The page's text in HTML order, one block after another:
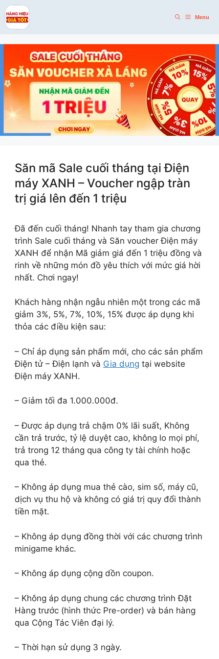
Skip
to
content
Menu
Săn mã Sale cuối tháng tại Điện
máy XANH – Voucher ngập tràn
trị giá lên đến 1 triệu
Đã đến cuối tháng! Nhanh tay tham gia chương
trình Sale cuối tháng và Săn voucher Điện máy
XANH để nhận Mã giảm giá đến 1 triệu đồng và
rinh về những món đồ yêu thích với mức giá hời
nhất. Chơi ngay!
Khách hàng nhận ngẫu nhiên một trong các mã
giảm 3%, 5%, 7%, 10%, 15% được áp dụng khi
thỏa các điều kiện sau:
– Chỉ áp dụng sản phẩm mới, cho các sản phẩm
Điện tử – Điện lạnh và Gia dụng tại website
Điện máy XANH.
– Giảm tối đa 1.000.000đ.
– Được áp dụng trả chậm 0% lãi suất, Không
cần trả trước, tỷ lệ duyệt cao, không lo mọi phí,
trả trong 12 tháng qua công ty tài chính hoặc
qua thẻ.
– Không áp dụng mua thẻ cào, sim số, máy cũ,
dịch vụ thu hộ và không có giá trị quy đổi thành
tiền mặt.
– Không áp dụng đồng thời với các chương trình
minigame khác.
– Không áp dụng cộng dồn coupon.
– Không áp dụng chung các chương trình Đặt
Hàng trước (hình thức Pre-order) và bán hàng
qua Cộng Tác Viên đại lý.
– Thời hạn sử dụng 3 ngày.